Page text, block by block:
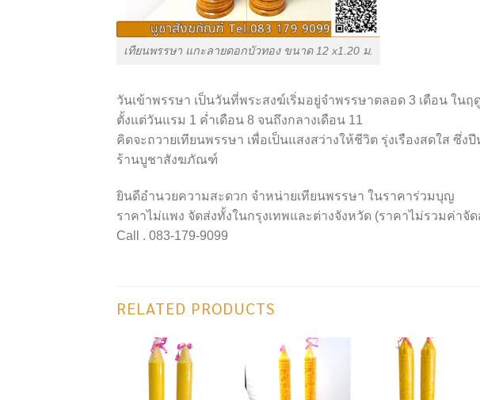
เทียนพรรษา แกะลายดอกบัวทอง ขนาด 12 x1.20 ม.
วันเข้าพรรษา เป็นวันที่พระสงฆ์เริ่มอยู่จำพรรษาตลอด 3 เดือน ในฤ
ตั้งแต่วันแรม 1 ค่ำเดือน 8 จนถึงกลางเดือน 11
คิดจะถวายเทียนพรรษา เพื่อเป็นแสงสว่างให้ชีวิต รุ่งเรืองสดใส ซึ่ง
ร้านบูชาสังฆภัณฑ์
ยินดีอำนวยความสะดวก จำหน่ายเทียนพรรษา ในราคาร่วมบุญ
ราคาไม่แพง จัดส่งทั้งในกรุงเทพและต่างจังหวัด (ราคาไม่รวมค่าจั
Call . 083-179-9099
RELATED PRODUCTS